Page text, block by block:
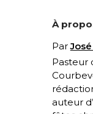
À
Par
Pasteur
auteur